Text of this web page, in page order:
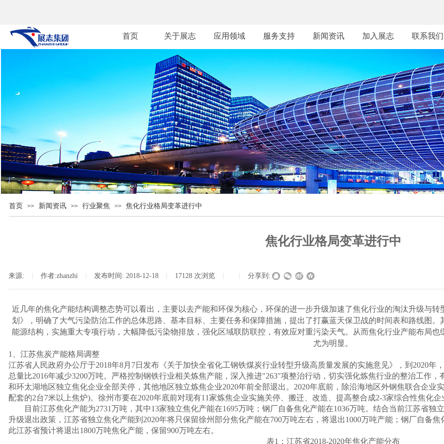
首页 关于展志 应用领域 服务支持 新闻资讯 加入展志 联系我们
首页 >> 新闻资讯 >> 行业聚焦 >> 焦化行业格局变革进行中
焦化行业格局变革进行中
来源: 作者:zhanzhi 发布时间: 2018-12-18 17128 次浏览 分享到:
近几年的焦化产能结构调整态势可以看出，主要以去产能和环保为核心，环保的进一步升级加速了焦化行业的淘汰升级与转
划》，明确了大气污染防治工作的总体思路、基本目标、主要任务和保障措施，提出了打赢蓝天保卫战的时间表和路线图
能源结构，实施重大专项行动，大幅降低污染物排放，强化区域联防联控，有效应对重污染天气。从而焦化行业产能布局
尤为明显。
1
、江苏焦炭产能格局调整
江苏省人民政府办公厅于2018年8月 7日发布《关于加快全省化工钢铁煤炭行业转型升级高质量发展的实施意见》，到 2020年
总量比2016年减少3200万吨。严格控制钢铁行业相关炼焦产能，深入推进"263"项整治行动，切实强化炼焦行业的整治工作
和环太湖地区独立焦化企业全部关停，其他地区独立炼焦企业2020年前全部退出。 2020年底前，除沿海地区外钢焦联合企业
配套的2台7米以上焦炉)。徐州市要在2020年底前对现有11 家炼焦企业实施关停、搬迁、改造、提高整合成2-3家综合性焦化企
目前江苏焦化产能为2731万吨，其中13家独立焦化产能在1695万吨；钢厂自备焦化产能在1036万吨。结合当前江苏省独
升级退出政策，江苏省独立焦化产能到 2020年将只保留徐州部分焦化产能在700万吨左右，将退出1000万吨产能；钢厂自备焦
此江苏省预计将退出1800万吨焦化产能，保留900万吨左右。
表1 ：江苏省2018-2020年焦化产能分布